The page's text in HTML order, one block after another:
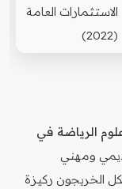
الاستثمارات العامة
(2022)
الرياضة في
ومهني
الخريجون ركيزة